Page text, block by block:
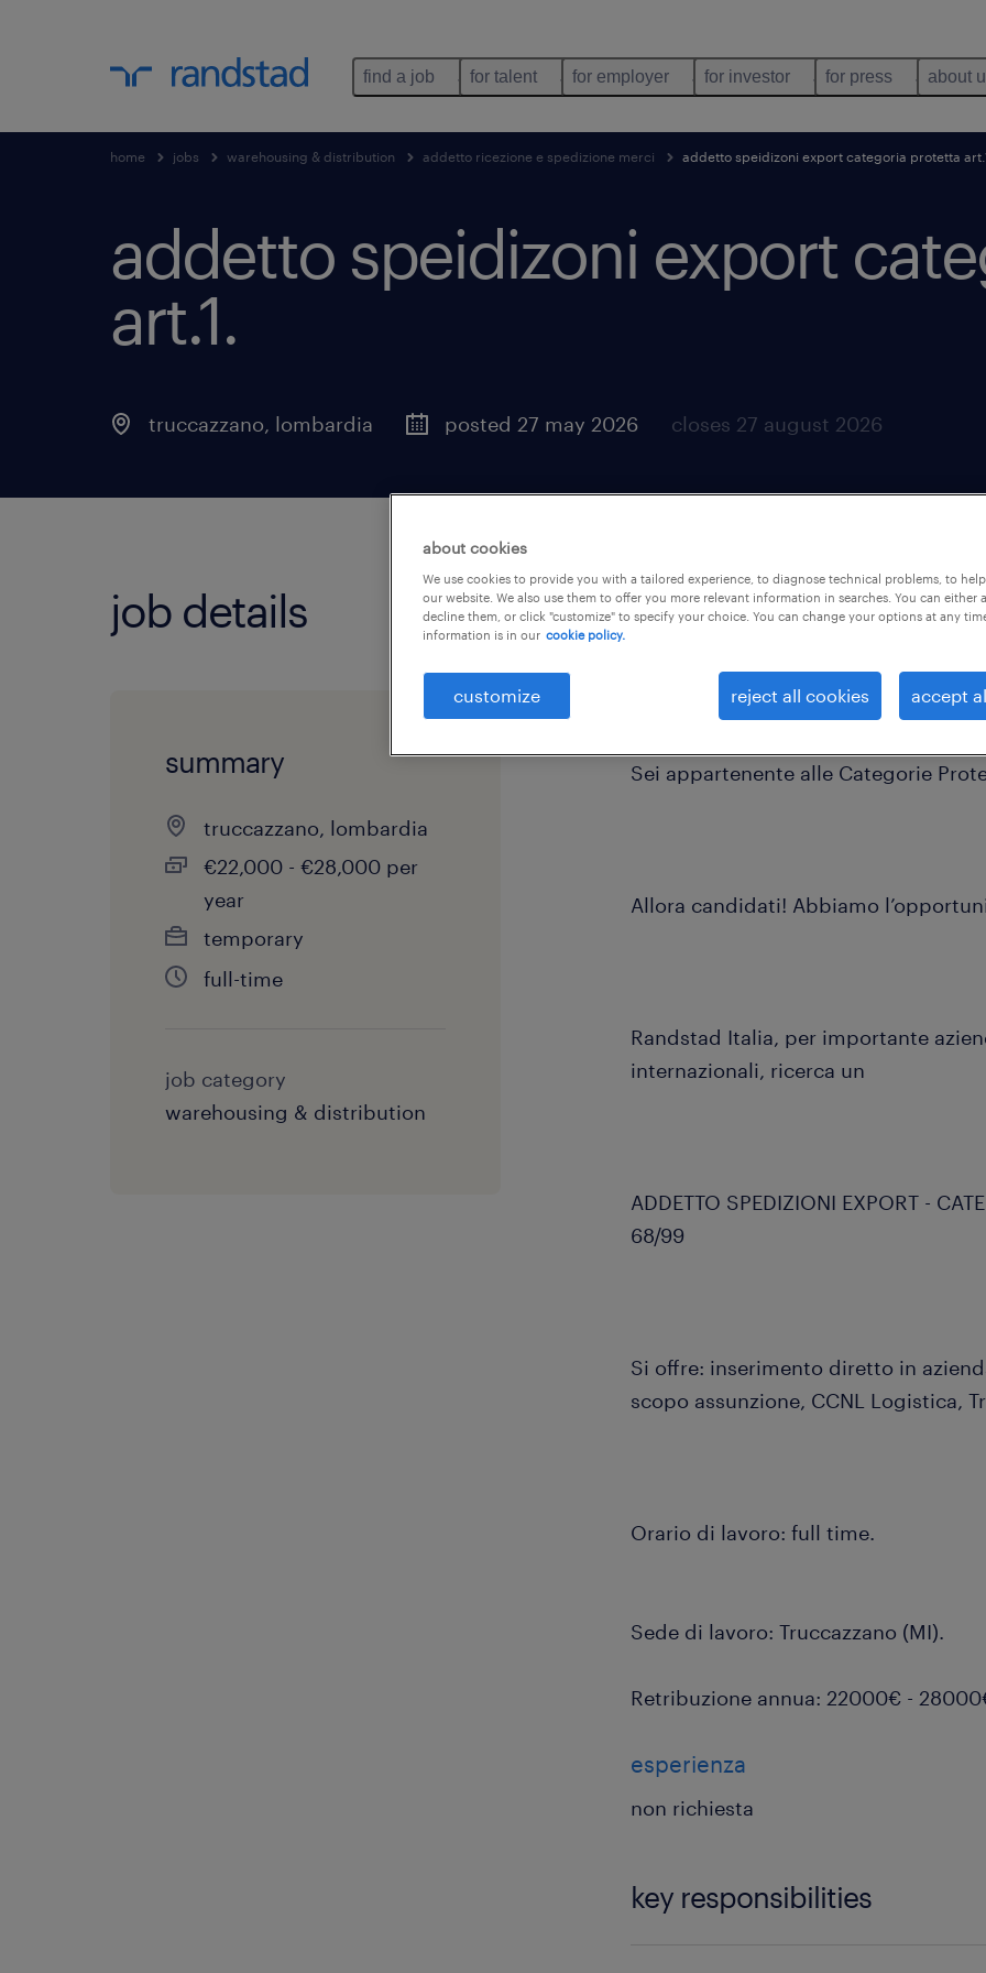
find a job for talent for employer for investor for press about
home jobs warehousing & distribution addetto ricezione e spedizione merci addetto speidizoni export categoria protetta
addetto speidizoni export
art.1.
truccazzano, lombardia posted 27 may 2026 closes 27 august 2026
job details
summary
truccazzano, lombardia
€22,000 - €28,000 per
year
temporary
full-time
job category
warehousing & distribution
Ti interessa lavorare in un ruolo
Sei appartenente alle Categorie
Allora candidati! Abbiamo
Randstad Italia, per importante
internazionali, ricerca un
ADDETTO SPEDIZIONI EXPORT -
68/99
Si offre: inserimento diretto in
scopo assunzione, CCNL Logistica,
Orario di lavoro: full time.
Sede di lavoro: Truccazzano (MI).
Retribuzione annua: 22000€ -
esperienza
non richiesta
key responsibilities
about cookies
We use cookies to provide you with a tailored experience, to diagnose technical problems, to
our website. We also use them to offer you more relevant information in searches. You can either
decline them, or click "customize" to specify your choice. You can change your options at any
information is in our cookie policy.
customize reject all cookies accept